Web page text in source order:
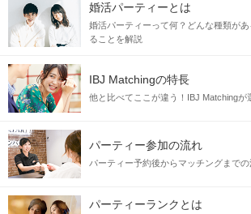
婚活パーティーとは
婚活パーティーって何？どんな種類が
ることを解説
IBJ Matchingの特長
他と比べてここが違う！IBJ Matchingが
パーティー参加の流れ
パーティー予約後からマッチングまで
パーティーランクとは